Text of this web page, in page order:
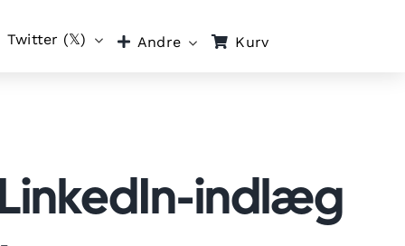
Twitter (𝕏) Andre Kurv
indlæg